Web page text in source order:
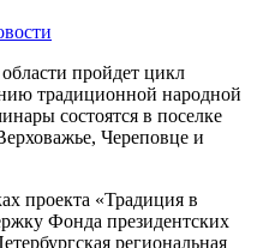
пройдет цикл
традиционной народной
состоятся в поселке
Череповце и
проекта «Традиция в
Фонда президентских
региональная